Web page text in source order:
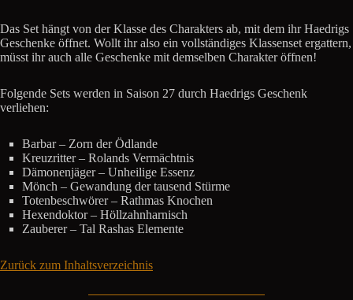
Das Set hängt von der Klasse des Charakters ab, mit dem ihr Haedrigs
Geschenke öffnet. Wollt ihr also ein vollständiges Klassenset ergattern,
müsst ihr auch alle Geschenke mit demselben Charakter öffnen!
Folgende Sets werden in Saison 27 durch Haedrigs Geschenk
verliehen:
Barbar – Zorn der Ödlande
Kreuzritter – Rolands Vermächtnis
Dämonenjäger – Unheilige Essenz
Mönch – Gewandung der tausend Stürme
Totenbeschwörer – Rathmas Knochen
Hexendoktor – Höllzahnharnisch
Zauberer – Tal Rashas Elemente
Zurück zum Inhaltsverzeichnis